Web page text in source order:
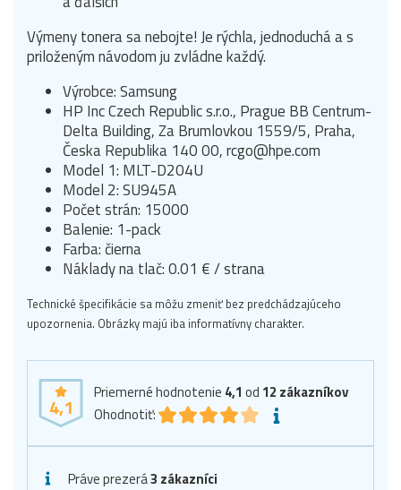
Výmeny tonera sa nebojte!Je rýchla, jednoduchá a s
priloženým návodom ju zvládne každý.
Výrobce: Samsung
HP Inc Czech Republic s.r.o., Prague BB Centrum-
Delta Building, Za Brumlovkou 1559/5, Praha,
Česka Republika 140 00, rcgo@hpe.com
Model 1: MLT-D204U
Model 2: SU945A
Počet strán: 15000
Balenie: 1-pack
Farba: čierna
Náklady na tlač: 0.01 € / strana
Technické špecifikácie sa môžu zmeniť bez predchádzajúceho
upozornenia. Obrázky majú iba informatívny charakter.
4,1
Priemerné hodnotenie 4,1 od 12 zákazníkov
Ohodnotiť:
Práve prezerá3 zákazníci